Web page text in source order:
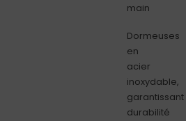
main
Dormeuses
en
acier
inoxydable,
garantissant
durabilité